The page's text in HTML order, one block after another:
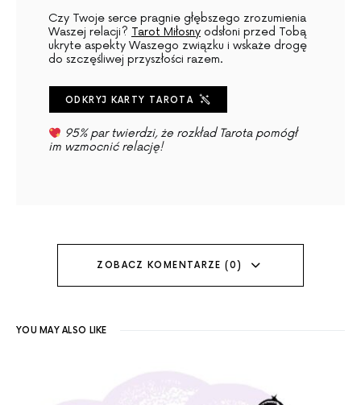
Czy Twoje serce pragnie głębszego zrozumienia
Waszej relacji? Tarot Miłosny odsłoni przed Tobą
ukryte aspekty Waszego związku i wskaże drogę
do szczęśliwej przyszłości razem.
ODKRYJ KARTY TAROTA
95% par twierdzi, że rozkład Tarota pomógł
im wzmocnić relację!
ZOBACZ KOMENTARZE (0)
YOU MAY ALSO LIKE